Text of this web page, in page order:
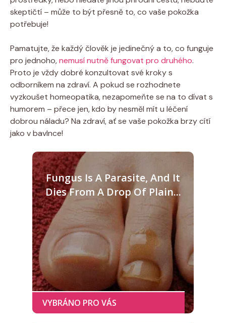
skeptičtí – může to být⁤ přesně to, co vaše pokožka
potřebuje!
Pamatujte, že každý člověk je jedinečný ⁣a⁣ to, co funguje
pro jednoho,nemusí nutně fungovat pro druhého.
Proto je vždy dobré ⁣konzultovat své kroky s
odborníkem na zdraví. A pokud ‌se ‍rozhodnete
vyzkoušet homeopatika, nezapomeňte se na to dívat s
humorem – přece jen, kdo by ⁢nesměl mít u léčení
dobrou náladu? Na zdraví, ať se vaše⁢ pokožka brzy cítí
jako v ‌bavlnce!
Fungus Is A Parasite, And It
Dies From A Drop Of Plain...